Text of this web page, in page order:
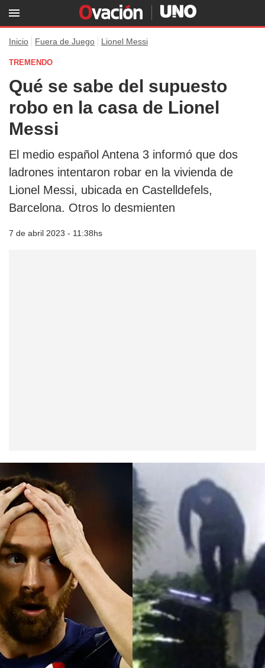
Inicio Fuera de Juego Lionel Messi
TREMENDO
Qué se sabe del supuesto
robo en la casa de Lionel
Messi
El medio español Antena 3 informó que dos
ladrones intentaron robar en la vivienda de
Lionel Messi, ubicada en Castelldefels,
Barcelona. Otros lo desmienten
7 de abril 2023 - 11:38hs